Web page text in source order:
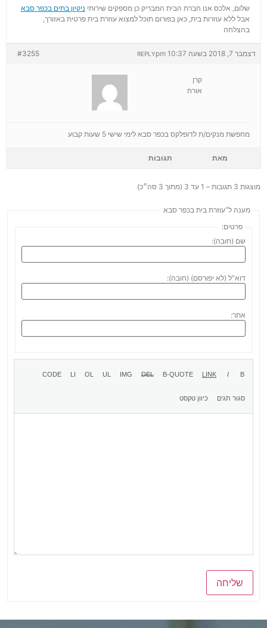
שלום, אלכס אנו חברת הבית המבריק כן מספקים שירותי ניקיון בתים בכפר סבא
אבל ללא עוזרות בית, כאן בפורום תוכל למצוא עוזרת בית פרטית באזורך,
בהצלחה
דצמבר 7, 2018 בשעה 10:37 pm #3255 REPLY
קרן
אורח
מחפשת מנקים/ת לדופלקס בכפר סבא לימי שישי 5 שעות קבוע
מאת תגובות
מוצגות 3 תגובות – 1 עד 3 (מתוך 3 סה״כ)
מענה ל־עוזרת בית בכפר סבא
פרטים:
שם (חובה):
דוא"ל (לא יפורסם) (חובה):
אתר:
שליחה